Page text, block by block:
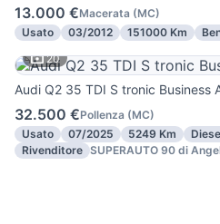
13.000 €Macerata (MC)
Usato
03/2012 151000 Km
20
Audi Q2 35 TDI S tronic Business
32.500 €Pollenza (MC)
Usato
07/2025 5249 Km
Rivenditore SUPERAUTO 90 di